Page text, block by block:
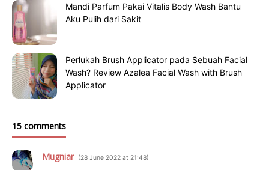
Mandi Parfum Pakai Vitalis Body Wash Bantu
Aku Pulih dari Sakit
Perlukah Brush Applicator pada Sebuah Facial
Wash? Review Azalea Facial Wash with Brush
Applicator
15 comments
Mugniar 28 June 2022 at 21:48